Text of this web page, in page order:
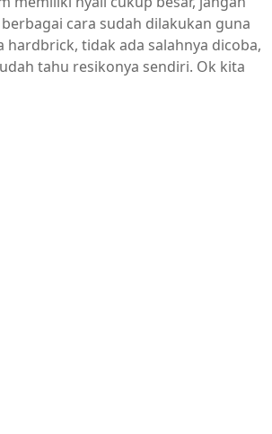
cara sudah dilakukan guna
tidak ada salahnya dicoba,
tahu resikonya sendiri. Ok kita